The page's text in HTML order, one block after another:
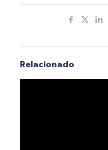
Relacionado